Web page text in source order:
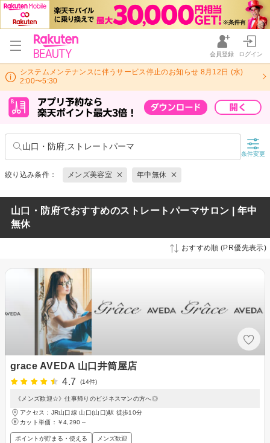
会員登録 ログイン
システムメンテナンスに伴うサービス停止のお知らせ 8月12日 (水)
2:00〜5:30
山口・防府,ストレートパーマ
条件変更
絞り込み条件： メンズ美容室 年中無休
山口・防府でおすすめのストレートパーマサロン | 年中
無休
おすすめ順 (PR優先表示)
grace AVEDA 山口井筒屋店
4.7
(14件)
《メンズ歓迎☆》仕事帰りのビジネスマンの方へ◎
アクセス：JR山口線 山口(山口)駅 徒歩10分
カット単価： ￥4,290～
ポイントが貯まる・使える メンズ歓迎